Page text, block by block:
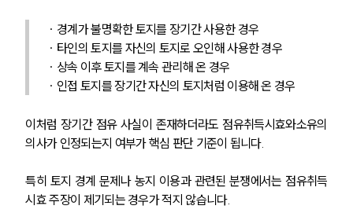
∙ 경계가 불명확한 토지를 장기간 사용한 경우
∙ 타인의 토지를 자신의 토지로 오인해 사용한 경우
∙ 상속 이후 토지를 계속 관리해 온 경우
∙ 인접 토지를 장기간 자신의 토지처럼 이용해 온 경우
이처럼 장기간 점유 사실이 존재하더라도 점유취득시효와소유의
의사가 인정되는지 여부가 핵심 판단 기준이 됩니다.
특히 토지 경계 문제나 농지 이용과 관련된 분쟁에서는 점유취득
시효 주장이 제기되는 경우가 적지 않습니다.